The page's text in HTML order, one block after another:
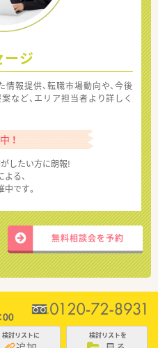
ージ
報提供、転職市場動向や、今後
など、エリア担当者より詳しく
！
したい方に朗報!
る、
です。
無料相談会を予約
検討リストに 検討リストを